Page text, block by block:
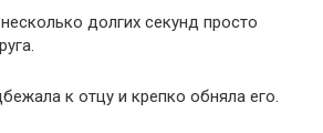
долгих секунд просто
к отцу и крепко обняла его.